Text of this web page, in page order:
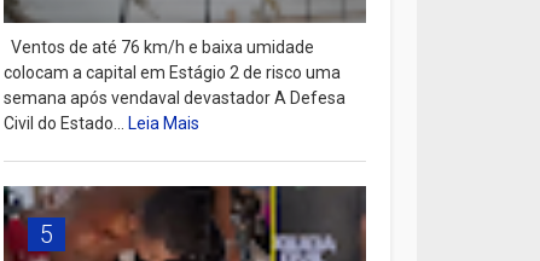
Ventos de até 76 km/h e baixa umidade
colocam a capital em Estágio 2 de risco uma
semana após vendaval devastador A Defesa
Civil do Estado...Leia Mais
5